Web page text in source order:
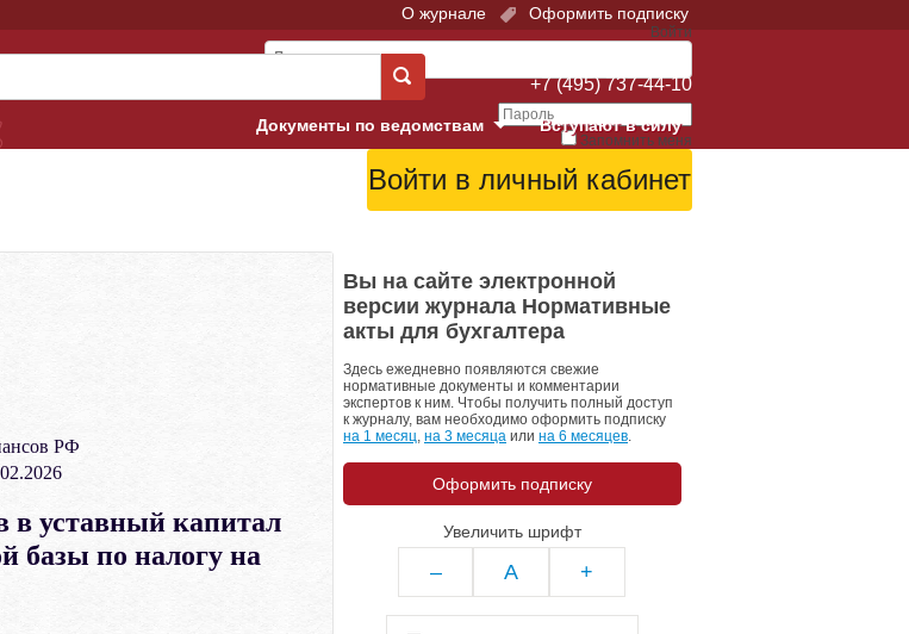
О журнале Оформить подписку
Войти
Запомнить меня
+7 (495) 737-44-10
Вступают в силу
Документы по ведомствам
Арбитражные суды
Верховный Суд
Гострудинспекция в г. Москве
Конституционный Суд
Пенсионный фонд
Президент: законы и указы
РФ
в уставный капитал
базы по налогу на
Вы на сайте электронной
версии журнала Нормативные
акты для бухгалтера
Здесь ежедневно появляются свежие
нормативные документы и комментарии
экспертов к ним. Чтобы получить полный доступ
к журналу, вам необходимо оформить подписку
на 1 месяц, на 3 месяца или на 6 месяцев.
Оформить подписку
Увеличить шрифт
– A +